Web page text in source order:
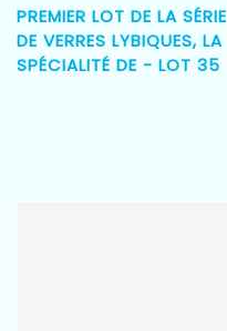
PREMIER LOT DE LA SÉRIE
DE VERRES LYBIQUES, LA
SPÉCIALITÉ DE - LOT 35